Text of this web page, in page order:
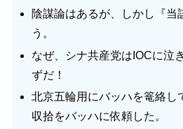
陰謀論はあるが、しかし『当
う。
なぜ、シナ共産党はIOCに泣
ずだ！
北京五輪用にバッハを篭絡し
収拾をバッハに依頼した。